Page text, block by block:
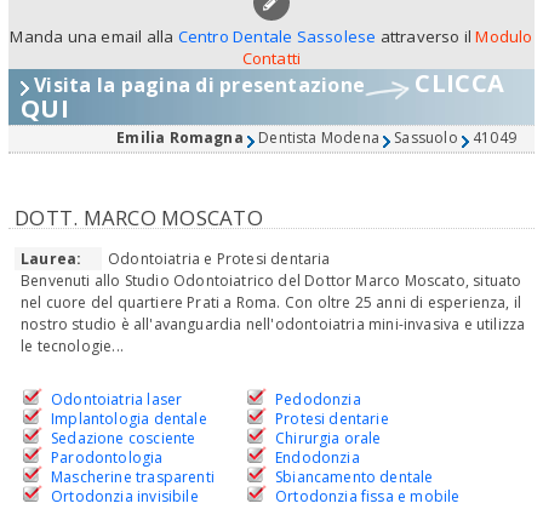
Manda una email alla Centro Dentale Sassolese attraverso ilModulo
Contatti
Visita la pagina di presentazione CLICCA
QUI
Emilia Romagna Dentista Modena Sassuolo 41049
DOTT. MARCO MOSCATO
Laurea:
Odontoiatria e Protesi dentaria
Benvenuti allo Studio Odontoiatrico del Dottor Marco Moscato, situato
nel cuore del quartiere Prati a Roma. Con oltre 25 anni di esperienza, il
nostro studio è all'avanguardia nell'odontoiatria mini-invasiva e utilizza
le tecnologie...
Odontoiatria laser
Implantologia dentale
Sedazione cosciente
Parodontologia
Mascherine trasparenti
Ortodonzia invisibile
Pedodonzia
Protesi dentarie
Chirurgia orale
Endodonzia
Sbiancamento dentale
Ortodonzia fissa e mobile